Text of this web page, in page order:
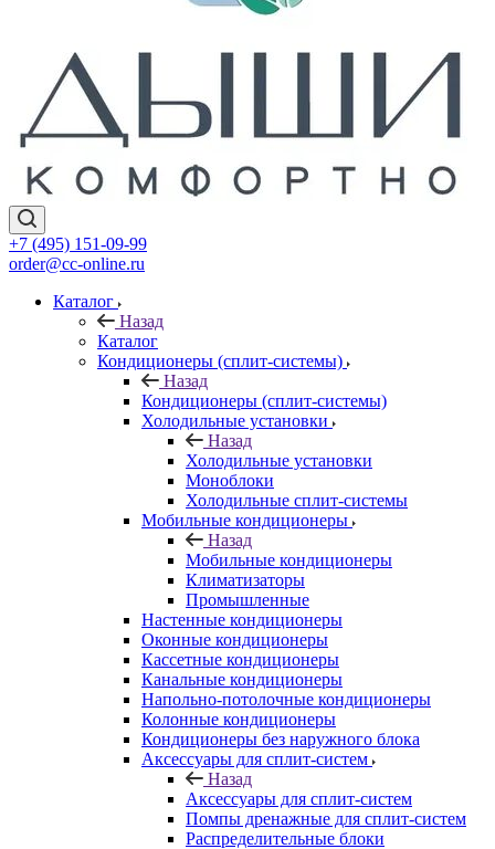
+7 (495) 151-09-99
order@cc-online.ru
Каталог
Назад
Каталог
Кондиционеры (сплит-системы)
Назад
Кондиционеры (сплит-системы)
Холодильные установки
Назад
Холодильные установки
Моноблоки
Холодильные сплит-системы
Мобильные кондиционеры
Назад
Мобильные кондиционеры
Климатизаторы
Промышленные
Настенные кондиционеры
Оконные кондиционеры
Кассетные кондиционеры
Канальные кондиционеры
Напольно-потолочные кондиционеры
Колонные кондиционеры
Кондиционеры без наружного блока
Аксессуары для сплит-систем
Назад
Аксессуары для сплит-систем
Помпы дренажные для сплит-систем
Распределительные блоки